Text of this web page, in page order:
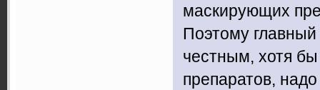
маскирующих
Поэтому главный
честным, хотя
препаратов,